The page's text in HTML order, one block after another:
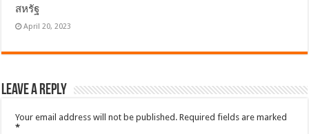
สหรัฐ
April 20, 2023
Leave a Reply
Your email address will not be published. Required fields are marked
*